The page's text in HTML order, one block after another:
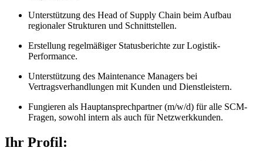
Unterstützung des Head of Supply Chain beim Aufbau
regionaler Strukturen und Schnittstellen.
Erstellung regelmäßiger Statusberichte zur Logistik-
Performance.
Unterstützung des Maintenance Managers bei
Vertragsverhandlungen mit Kunden und Dienstleistern.
Fungieren als Hauptansprechpartner (m/w/d) für alle SCM-
Fragen, sowohl intern als auch für Netzwerkkunden.
Ihr Profil: